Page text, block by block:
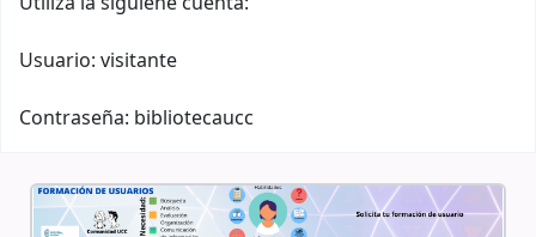
Usuario: visitante
Contraseña: bibliotecaucc